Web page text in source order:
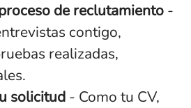
de reclutamiento -
contigo,
realizadas,
solicitud - Como tu CV,